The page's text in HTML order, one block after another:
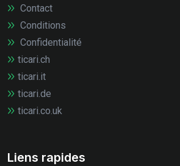
Contact
Conditions
Confidentialité
ticari.ch
ticari.it
ticari.de
ticari.co.uk
Liens rapides